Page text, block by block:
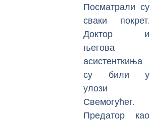
Посматрали су
сваки покрет.
Доктор и
његова
асистенткиња
су били у
улози
Свемогућег.
Предатор као